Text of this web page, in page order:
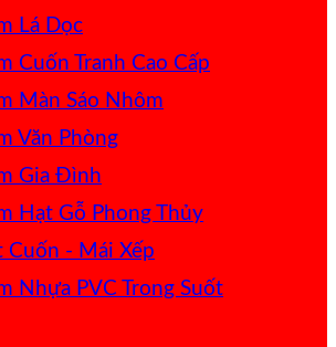
Lá Dọc
Cuốn Tranh Cao Cấp
Màn Sáo Nhôm
Văn Phòng
Gia Đình
Hạt Gỗ Phong Thủy
Cuốn - Mái Xếp
Nhựa PVC Trong Suốt